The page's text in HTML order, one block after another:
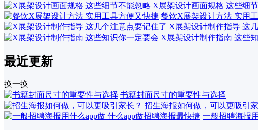
X展架设计画面规格 这些细
餐饮X展架设计方法 实用
X展架设计制作指导 这
X展架设计制作指南 这些
最近更新
换一换
书籍封面尺寸的重要性与选择
招生海报如何做，可以更吸引
一般招聘海报